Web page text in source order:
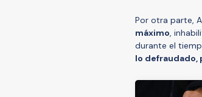
Por otra parte,
máximo,
durante el
lo defraudado,